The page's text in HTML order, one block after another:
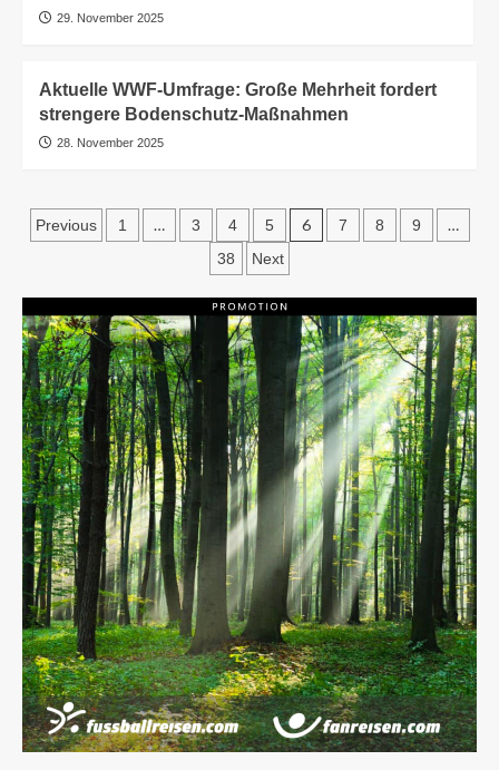
29. November 2025
Aktuelle WWF-Umfrage: Große Mehrheit fordert
strengere Bodenschutz-Maßnahmen
28. November 2025
Seitennummerierung
Beiträge
Previous 1 … 3 4 5 6 7 8 9 …
38 Next